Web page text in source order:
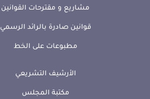
مشاريع و مقترحات القوانين
قوانين صادرة بالرائد الرسمي
مطبوعات على الخط
الأرشيف التشريعي
مكتبة المجلس